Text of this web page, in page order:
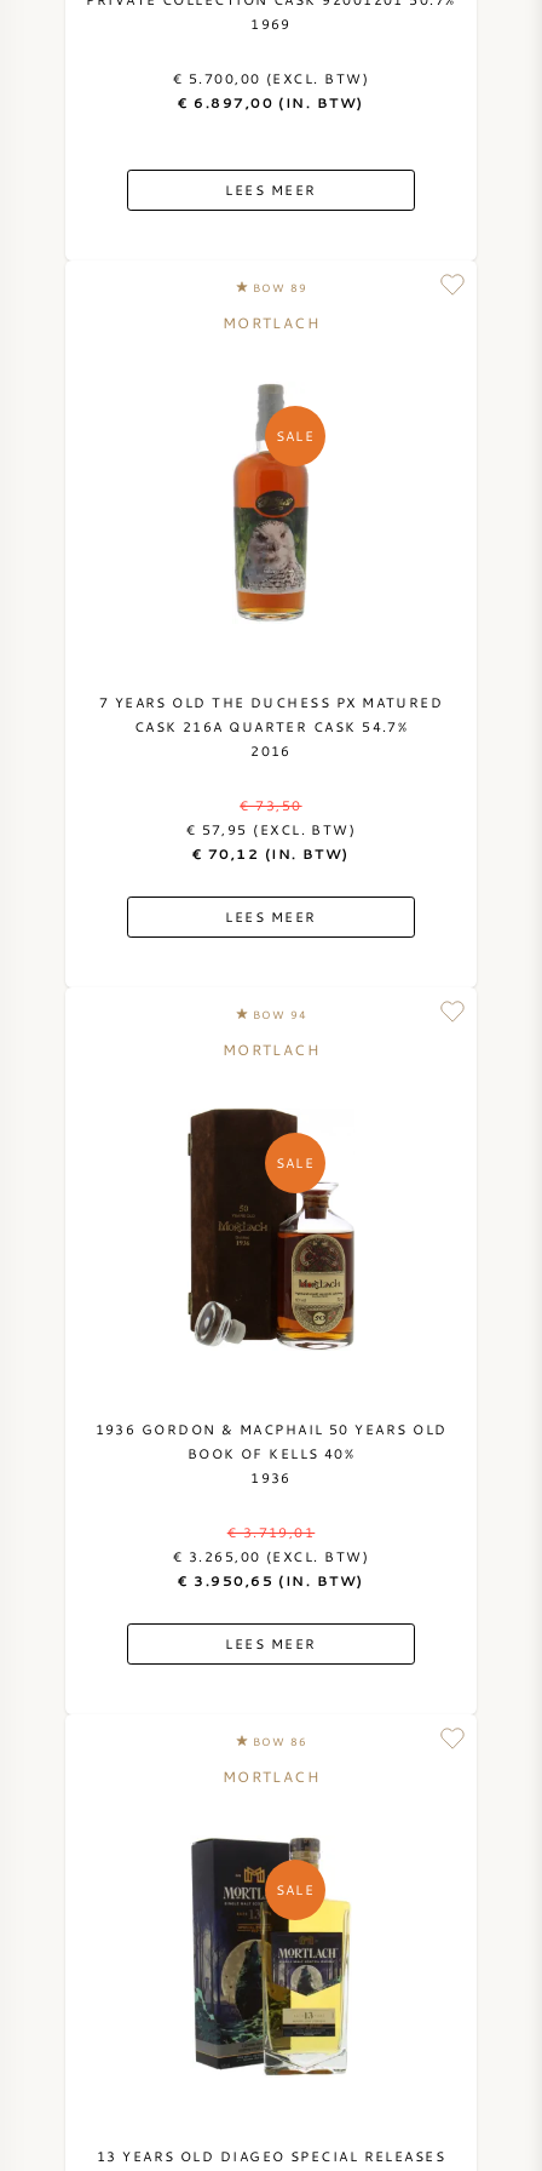
OOSTENRIJKSE WIJN
RHONE
1969
€ 5.700,00 (EXCL. BTW)
€ 6.897,00 (IN. BTW)
LEES MEER
BOW 89
SALE
MORTLACH
7 YEARS OLD THE DUCHESS PX MATURED
CASK 216A QUARTER CASK 54.7%
2016
€ 73,50
€ 57,95 (EXCL. BTW)
€ 70,12 (IN. BTW)
LEES MEER
BOW 94
SALE
MORTLACH
1936 GORDON & MACPHAIL 50 YEARS OLD
BOOK OF KELLS 40%
1936
€ 3.719,01
€ 3.265,00 (EXCL. BTW)
€ 3.950,65 (IN. BTW)
LEES MEER
BOW 86
SALE
MORTLACH
13 YEARS OLD DIAGEO SPECIAL RELEASES